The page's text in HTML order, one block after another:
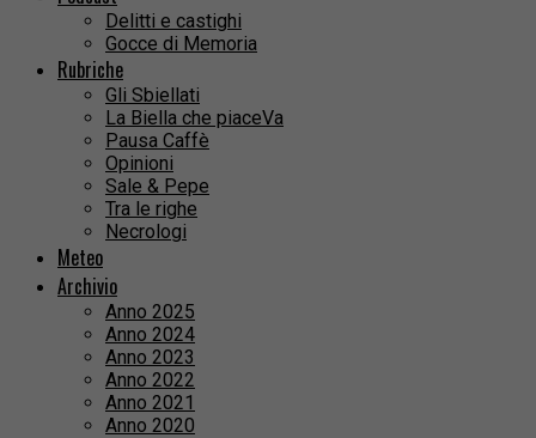
Delitti e castighi
Gocce di Memoria
Rubriche
Gli Sbiellati
La Biella che piaceVa
Pausa Caffè
Opinioni
Sale & Pepe
Tra le righe
Necrologi
Meteo
Archivio
Anno 2025
Anno 2024
Anno 2023
Anno 2022
Anno 2021
Anno 2020